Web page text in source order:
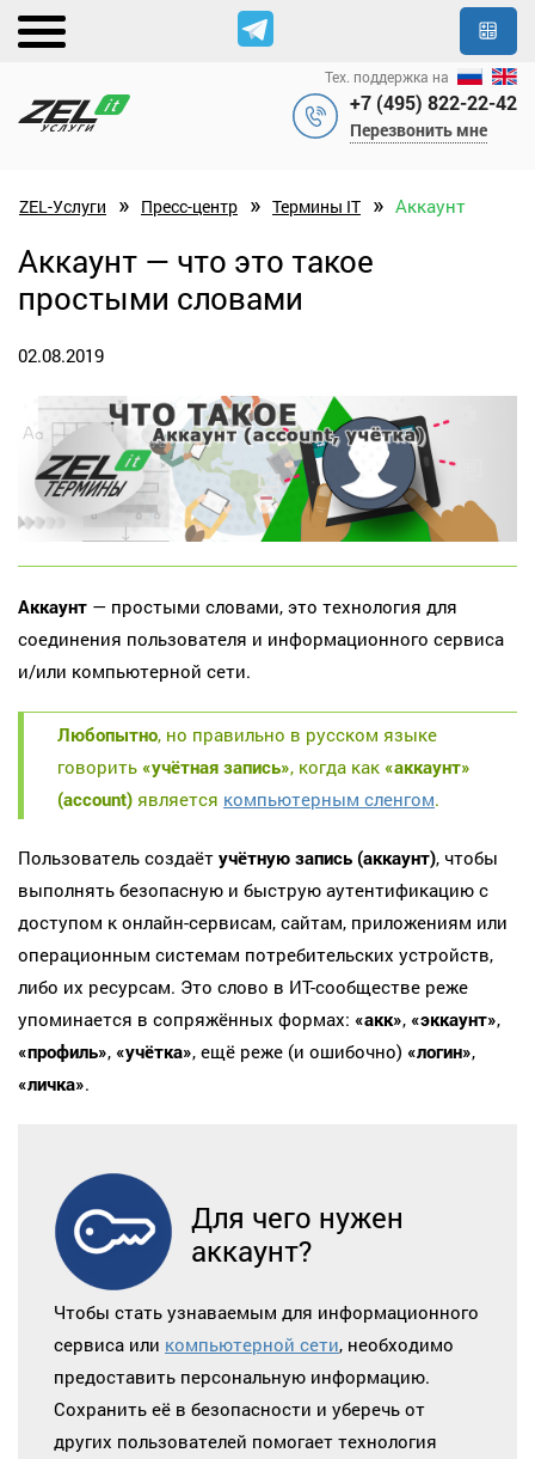
+7 (495) 822-22-42
Перезвонить мне
Тех. поддержка на
ZEL-Услуги » Пресс-центр » Термины IT » Аккаунт
Аккаунт — что это такое
простыми словами
02.08.2019
Аккаунт — простыми словами, это технология для
соединения пользователя и информационного сервиса
и/или компьютерной сети.
Любопытно, но правильно в русском языке
говорить «учётная запись», когда как «аккаунт»
(account) является компьютерным сленгом.
Пользователь создаёт учётную запись (аккаунт), чтобы
выполнять безопасную и быструю аутентификацию с
доступом к онлайн-сервисам, сайтам, приложениям или
операционным системам потребительских устройств,
либо их ресурсам. Это слово в ИТ-сообществе реже
упоминается в сопряжённых формах: «акк», «эккаунт»,
«профиль», «учётка», ещё реже (и ошибочно) «логин»,
«личка».
Для чего нужен
аккаунт?
Чтобы стать узнаваемым для информационного
сервиса или компьютерной сети, необходимо
предоставить персональную информацию.
Сохранить её в безопасности и уберечь от
других пользователей помогает технология